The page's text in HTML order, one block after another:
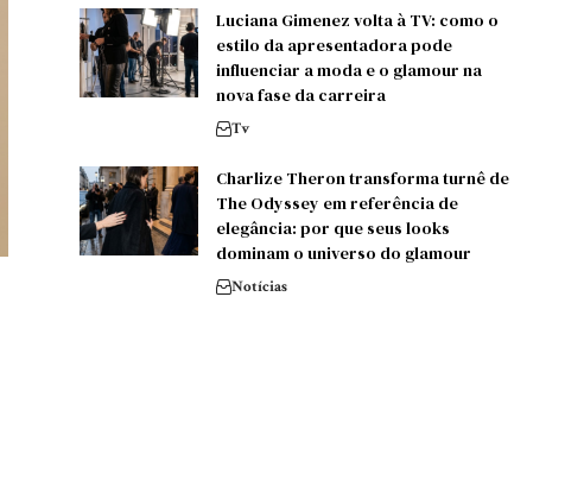
Luciana Gimenez volta à TV: como o
estilo da apresentadora pode
influenciar a moda e o glamour na
nova fase da carreira
Tv
Charlize Theron transforma turnê de
The Odyssey em referência de
elegância: por que seus looks
dominam o universo do glamour
Notícias